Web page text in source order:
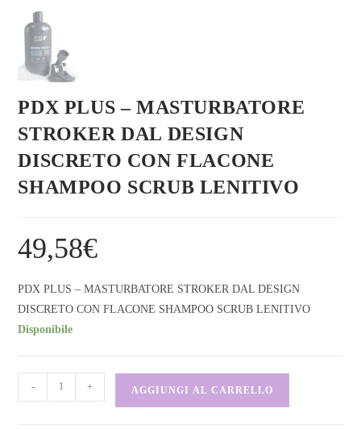
PDX PLUS – MASTURBATORE
STROKER DAL DESIGN
DISCRETO CON FLACONE
SHAMPOO SCRUB LENITIVO
49,58€
PDX PLUS – MASTURBATORE STROKER DAL DESIGN
DISCRETO CON FLACONE SHAMPOO SCRUB LENITIVO
Disponibile
- + AGGIUNGI AL CARRELLO